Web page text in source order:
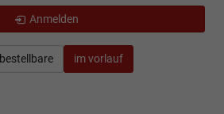
bestellbare im vorlauf
Anmelden